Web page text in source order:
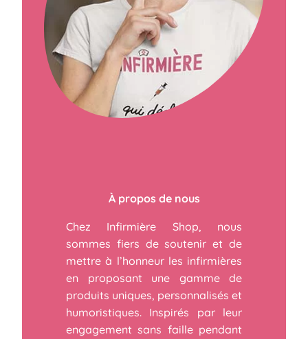
À propos de nous
Chez Infirmière Shop, nous
sommes fiers de soutenir et de
mettre à l’honneur les infirmières
en proposant une gamme de
produits uniques, personnalisés et
humoristiques. Inspirés par leur
engagement sans faille pendant